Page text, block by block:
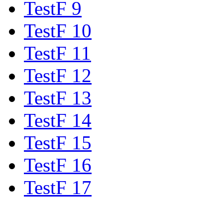
TestF 9
TestF 10
TestF 11
TestF 12
TestF 13
TestF 14
TestF 15
TestF 16
TestF 17